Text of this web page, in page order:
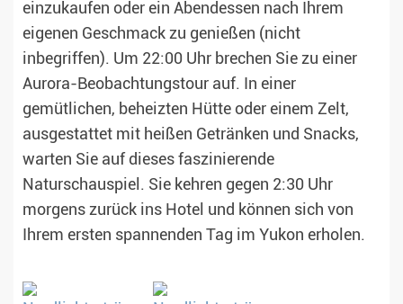
einzukaufen oder ein Abendessen nach Ihrem
eigenen Geschmack zu genießen (nicht
inbegriffen). Um 22:00 Uhr brechen Sie zu einer
Aurora-Beobachtungstour auf. In einer
gemütlichen, beheizten Hütte oder einem Zelt,
ausgestattet mit heißen Getränken und Snacks,
warten Sie auf dieses faszinierende
Naturschauspiel. Sie kehren gegen 2:30 Uhr
morgens zurück ins Hotel und können sich von
Ihrem ersten spannenden Tag im Yukon erholen.